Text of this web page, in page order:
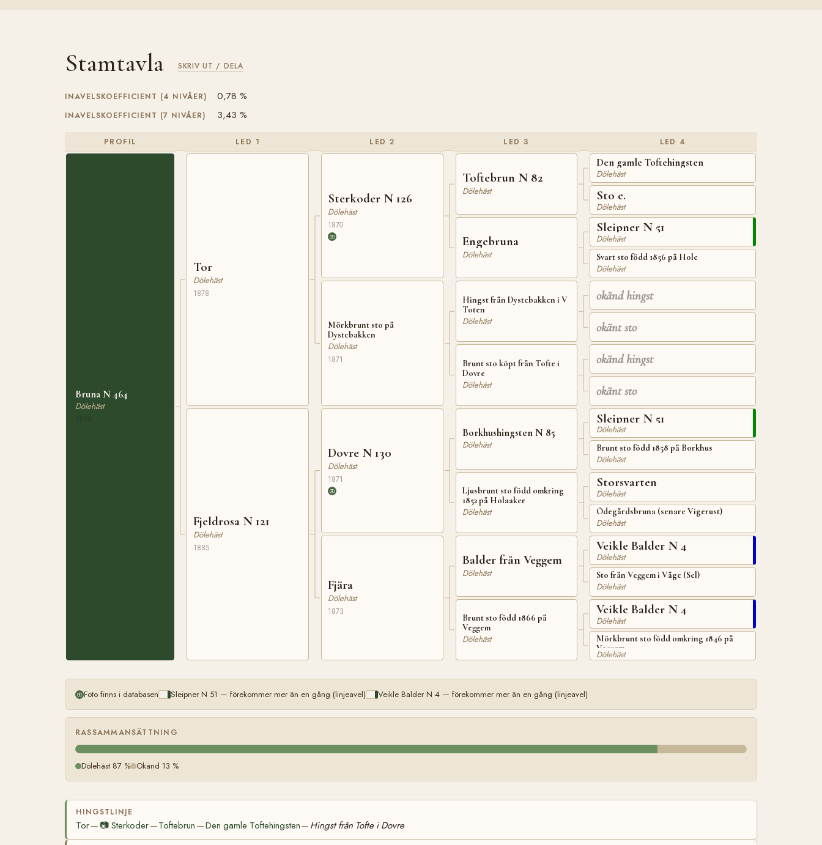
Stamtavla SKRIV UT / DELA
INAVELSKOEFFICIENT (4 NIVÅER) 0,78 %
INAVELSKOEFFICIENT (7 NIVÅER) 3,43 %
PROFIL
Bruna N 464
Dölehäst
LED 1
Tor
Dölehäst
1878
Fjeldrosa N 121
Dölehäst
1885
LED 2
Sterkoder N 126
Dölehäst
1870
Mörkbrunt sto på
Dystebakken
Dölehäst
1871
Dovre N 130
Dölehäst
1871
Fjära
Dölehäst
1873
LED 3
Toftebrun N 82
Dölehäst
Engebruna
Dölehäst
Hingst från Dystebakken i V
Toten
Dölehäst
Brunt sto köpt från Tofte i
Dovre
Dölehäst
Borkhushingsten N 85
Dölehäst
Ljusbrunt sto född omkring
1852 på Holaaker
Dölehäst
Balder från Veggem
Dölehäst
Brunt sto född 1866 på
Veggem
Dölehäst
LED 4
Den gamle Toftehingsten
Dölehäst
Sto e.
Dölehäst
Sleipner N 51
Dölehäst
Svart sto född 1856 på Hole
Dölehäst
okänd hingst
okänt sto
okänd hingst
okänt sto
Sleipner N 51
Dölehäst
Brunt sto född 1858 på Borkhus
Dölehäst
Storsvarten
Dölehäst
Ödegårdsbruna (senare Vigerust)
Dölehäst
Veikle Balder N 4
Dölehäst
Sto från Veggem i Våge (Sel)
Dölehäst
Veikle Balder N 4
Dölehäst
Mörkbrunt sto född omkring 1846 på
Veggem
Dölehäst
Foto finns i databasen Sleipner N 51 — förekommer mer än en gång (linjeavel) Veikle Balder N 4 — förekommer mer än en gång (linjeavel)
RASSAMMANSÄTTNING
Dölehäst 87 % Okänd 13 %
HINGSTLINJE
Tor— 📷Sterkoder—Toftebrun —Den gamle Toftehingsten— Hingst från Tofte i Dovre